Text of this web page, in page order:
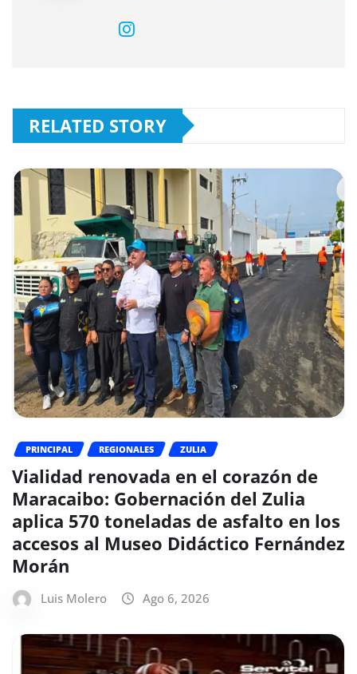
RELATED STORY
PRINCIPAL REGIONALES ZULIA
Vialidad renovada en el corazón de
Maracaibo: Gobernación del Zulia
aplica 570 toneladas de asfalto en los
accesos al Museo Didáctico Fernández
Morán
Luis Molero Ago 6, 2026